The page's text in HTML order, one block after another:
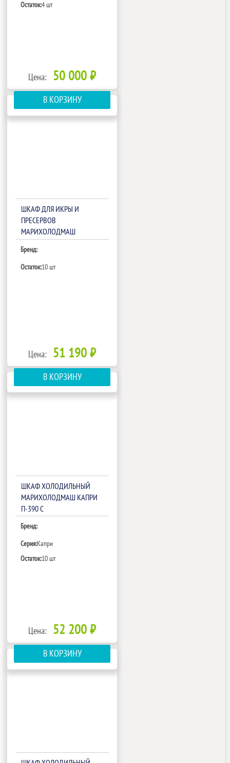
Остаток:4 шт
Цена: 50 000 ₽
В КОРЗИНУ
ШКАФ ДЛЯ ИКРЫ И
ПРЕСЕРВОВ
МАРИХОЛОДМАШ
МЕХАНИЧЕСКИМ ЗАМКОМ)
Бренд:
Остаток:10 шт
Цена: 51 190 ₽
В КОРЗИНУ
ШКАФ ХОЛОДИЛЬНЫЙ
МАРИХОЛОДМАШ КАПРИ
П-390 С
Бренд:
Серия:Капри
Остаток:10 шт
Цена: 52 200 ₽
В КОРЗИНУ